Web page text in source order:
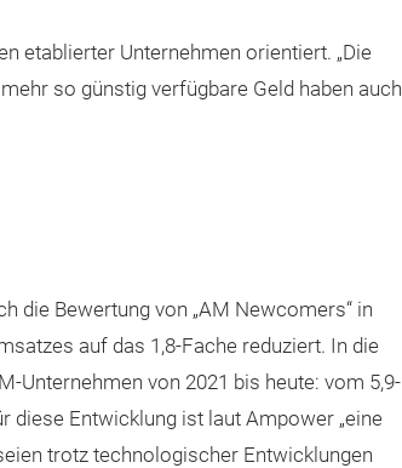
etablierter Unternehmen orientiert. „Die
so günstig verfügbare Geld haben auch
die Bewertung von „AM Newcomers“ in
auf das 1,8-Fache reduziert. In die
Unternehmen von 2021 bis heute: vom 5,9-
diese Entwicklung ist laut Ampower „eine
trotz technologischer Entwicklungen